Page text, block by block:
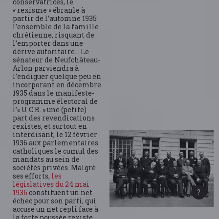
« rexisme » ébranle à
partir de l’automne 1935
l’ensemble de la famille
chrétienne, risquant de
l’emporter dans une
dérive autoritaire… Le
sénateur de Neufchâteau-
Arlon parviendra à
l’endiguer quelque peu en
incorporant en décembre
1935 dans le manifeste-
programme électoral de
l’« U.C.B. » une (petite)
part des revendications
rexistes, et surtout en
interdisant, le 12 février
1936 aux parlementaires
catholiques le cumul des
mandats au sein de
sociétés privées. Malgré
ses efforts, les
législatives du 24 mai
1936 constituent un net
échec pour son parti, qui
accuse un net repli face à